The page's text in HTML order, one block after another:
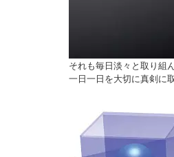
それも毎日淡々と取り組
一日一日を大切に真剣に